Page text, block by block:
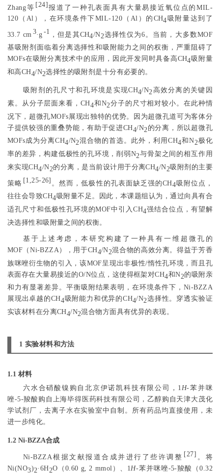
Zhang等 [ 24]报道了一种孔表面具有大量易接近氧位点的MIL-
120（Al），在环境条件下MIL-120（Al）的CH4吸附量达到了
33.7 cm 3·g -1 ，但是其CH4/N2选择性仅为6。当前，大多数MOF
基吸附剂面临着分离选择性和吸附能力之间的权衡，严重阻碍了
MOFs在吸附分离技术中的应用，因此开发同时具备高CH4吸附量
和高CH4/N2选择性的吸附剂是十分有必要的。
吸附剂的孔尺寸和孔环境是实现CH4/N2 高效分离的关键因
素。从分子层面来看，CH4和N2分子的尺寸相对较小。在此种情
况下，超微孔MOFs展现出独特的优势。因为超微孔道可为客体分
子提供较强的重叠势能，有助于促进CH4/N2 的分离，所以超微孔
MOFs成为分离CH4/N2混合物的首选。此外，利用CH4和N2极化
率的差异，构建低极性的孔环境，削弱N2与骨架之间的相互作用
来实现CH4/N2的分离，是当前设计用于分离CH4/N2吸附剂的主要
策略 [1 25-26] 。然而，低极性的孔表面缺乏强的CH4吸附位点，
往往会导致CH4吸附量不足。因此，本课题组认为，通过向具有合
适孔尺寸和低极性孔环境的MOF中引入CH4强结合位点，有望解
决选择性和吸附量之间的权衡。
基于上述考虑，本研究构建了一种具有一维超微孔的
MOF（Ni-BZZA），用于CH4/N2混合物的高效分离。得益于芳香
族咪唑衍生物的引入，该MOF呈现出非极性/惰性孔环境，而且孔
表面存在大量易接近的O/N位点，这使得框架对CH4和N2的吸附亲
和力有显著差异。平衡吸附结果表明，在环境条件下，Ni-BZZA
展现出卓越的CH4吸附能力和优异的CH4/N2选择性。穿透实验证
实该材料在分离CH4/N2混合物方面具有优异的表现。
1 实验材料和方法
1.1 材料
六水合硝酸镍购自北京伊诺凯科技有限公司，1H-苯并咪
唑-5-羧酸购自上海毕得医药科技有限公司，乙醇购自天津大茂化
学试剂厂，去离子水在实验室中自制。所有药品均直接使用，未
进一步纯化。
1.2 Ni-BZZA合成
Ni-BZZA根据文献报道合成并进行了些许调整 [27] 。将
Ni(NO3)2·6H2O（0.60 g, 2 mmol）、1 H-苯并咪唑-5-羧酸（0.32